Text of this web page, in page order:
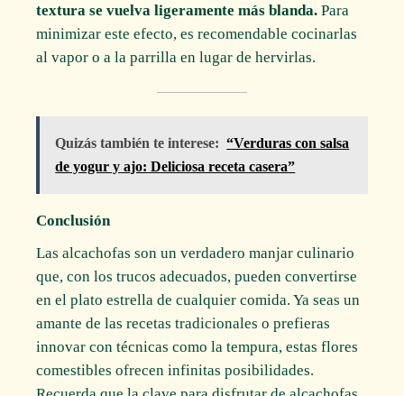
textura se vuelva ligeramente más blanda. Para
minimizar este efecto, es recomendable cocinarlas
al vapor o a la parrilla en lugar de hervirlas.
Quizás también te interese: “Verduras con salsa
de yogur y ajo: Deliciosa receta casera”
Conclusión
Las alcachofas son un verdadero manjar culinario
que, con los trucos adecuados, pueden convertirse
en el plato estrella de cualquier comida. Ya seas un
amante de las recetas tradicionales o prefieras
innovar con técnicas como la tempura, estas flores
comestibles ofrecen infinitas posibilidades.